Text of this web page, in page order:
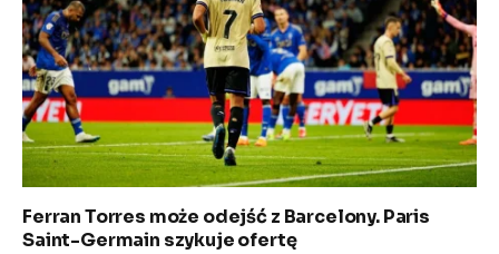
Ferran Torres może odejść z Barcelony. Paris
Saint-Germain szykuje ofertę